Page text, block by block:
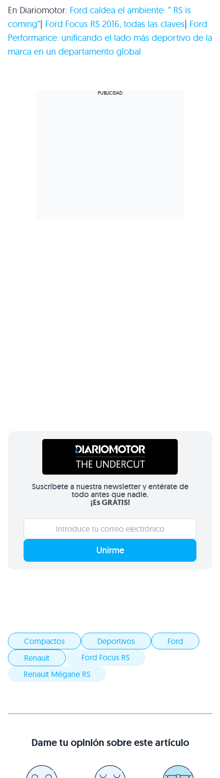
En Diariomotor: Ford caldea el ambiente: ” RS is
coming”| Ford Focus RS 2016, todas las claves| Ford
Performance: unificando el lado más deportivo de la
marca en un departamento global
Suscríbete a nuestra newsletter y entérate de
todo antes que nadie.
¡Es GRATIS!
Unirme
Compactos Deportivos
Ford
Renault
Ford Focus RS
Renault Mégane RS
Dame tu opinión sobre este artículo